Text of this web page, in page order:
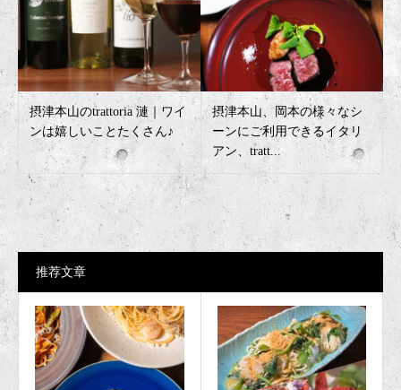
摂津本山のtrattoria 漣｜ワイ
ンは嬉しいことたくさん♪
摂津本山、岡本の様々なシ
ーンにご利用できるイタリ
アン、tratt...
推荐文章